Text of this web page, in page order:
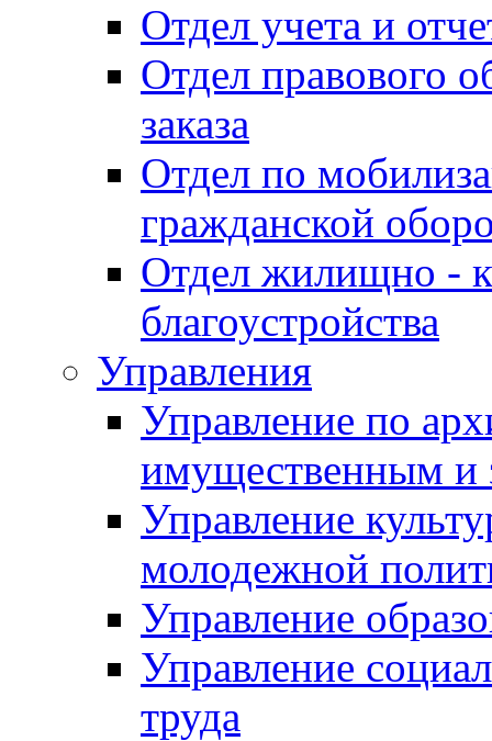
Отдел учета и
Отдел правового
заказа
Отдел по
гражданской
Отдел жилищно -
благоустройства
Управления
Управление по
имущественным и
Управление
молодежной
Управление
Управление
труда